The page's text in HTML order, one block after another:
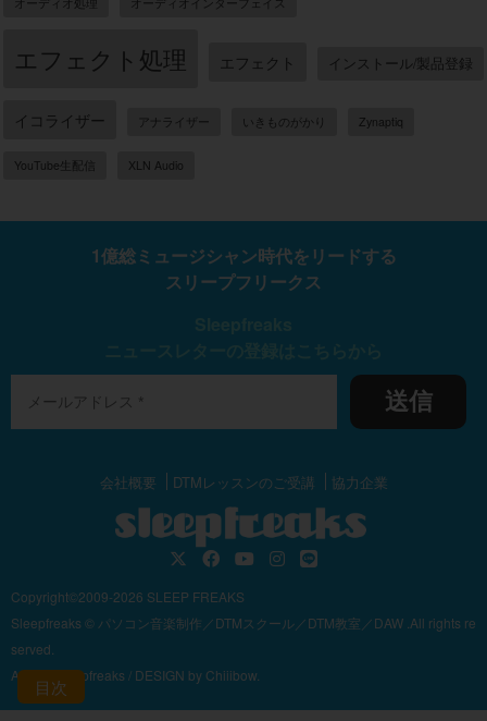
目次
エフェクト処理 エフェクト インストール/製品登録
イコライザー アナライザー いきものがかり Zynaptiq
YouTube生配信 XLN Audio
1億総ミュージシャン時代をリードする
スリープフリークス
送信
会社概要 DTMレッスンのご受講 協力企業
Copyright©2009-2026 SLEEP FREAKS
Sleepfreaks © パソコン音楽制作／DTMスクール／DTM教室／DAW .All rights re
served.
Author:sleepfreaks / DESIGN by Chiiibow.